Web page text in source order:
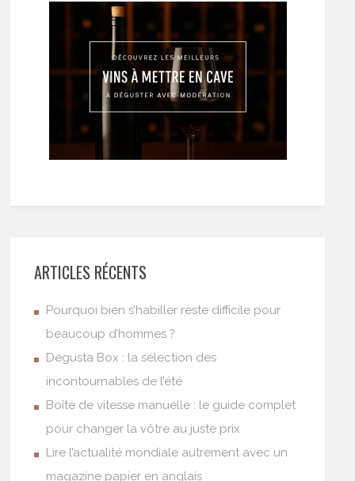
ARTICLES RÉCENTS
Pourquoi bien s’habiller reste difficile pour
beaucoup d’hommes ?
Degusta Box : la sélection des
incontournables de l’été
Boîte de vitesse manuelle : le guide complet
pour changer la vôtre au juste prix
Lire l’actualité mondiale autrement avec un
magazine papier en anglais